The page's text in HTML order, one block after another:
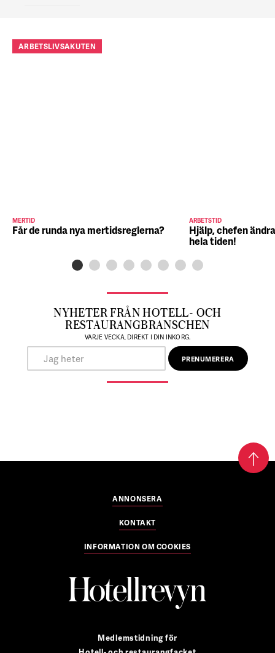
ARBETSLIVSAKUTEN
MERTID
Får de runda nya mertidsreglerna?
ARBETSTID
Hjälp, chefen
hela tiden!
NYHETER FRÅN HOTELL- OCH
RESTAURANGBRANSCHEN
VARJE VECKA, DIREKT I DIN INKORG.
ANNONSERA
KONTAKT
INFORMATION OM COOKIES
Medlemstidning för